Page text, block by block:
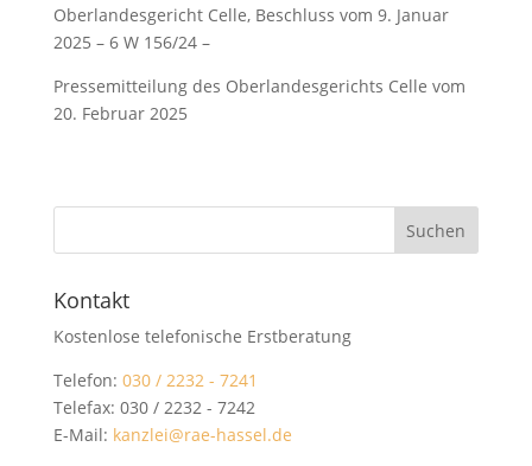
Oberlandesgericht Celle, Beschluss vom 9. Januar
2025 – 6 W 156/24 –
Pressemitteilung des Oberlandesgerichts Celle vom
20. Februar 2025
Kontakt
Kostenlose telefonische Erstberatung
Telefon: 030 / 2232 - 7241
Telefax: 030 / 2232 - 7242
E-Mail: kanzlei@rae-hassel.de